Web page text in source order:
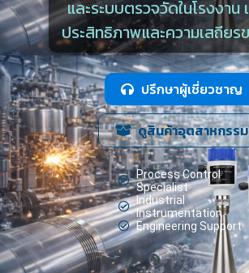
และระบบตรวจวัดในโรงงาน
ประสิทธิภาพและความเสถียร
ปรึกษาผู้เชี่ยวชาญ
ดูสินค้าอุตสาหกรรม
Process Control
Specialist
Industrial
Instrumentation
Engineering Support